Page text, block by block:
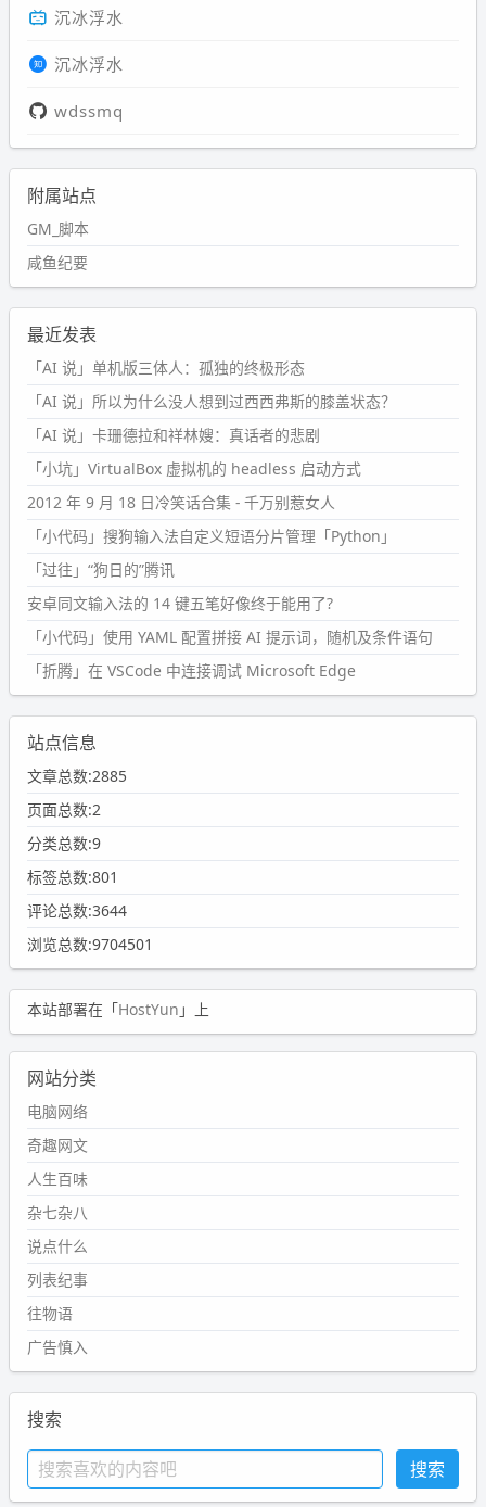
沉冰浮水
沉冰浮水
wdssmq
附属站点
GM_脚本
咸鱼纪要
最近发表
「AI 说」单机版三体人：孤独的终极形态
「AI 说」所以为什么没人想到过西西弗斯的膝盖状态？
「AI 说」卡珊德拉和祥林嫂：真话者的悲剧
「小坑」VirtualBox 虚拟机的 headless 启动方式
2012 年 9 月 18 日冷笑话合集 - 千万别惹女人
「小代码」搜狗输入法自定义短语分片管理「Python」
「过往」“狗日的”腾讯
安卓同文输入法的 14 键五笔好像终于能用了?
「小代码」使用 YAML 配置拼接 AI 提示词，随机及条件语句
「折腾」在 VSCode 中连接调试 Microsoft Edge
站点信息
文章总数:2885
页面总数:2
分类总数:9
标签总数:801
评论总数:3644
浏览总数:9704501
本站部署在「HostYun 」上
网站分类
电脑网络
奇趣网文
人生百味
杂七杂八
说点什么
列表纪事
往物语
广告慎入
搜索